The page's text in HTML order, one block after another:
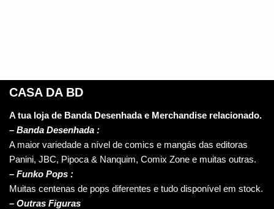
CASA DA BD
A tua loja de Banda Desenhada e Merchandise relacionado.
– Banda Desenhada :
A maior variedade a nível de comics e mangás das editoras
Panini, JBC, Pipoca & Nanquim, Comix Zone e muitas outras.
– Funko Pops :
Muitas centenas de pops diferentes e tudo disponível em stock.
– Outras Figuras